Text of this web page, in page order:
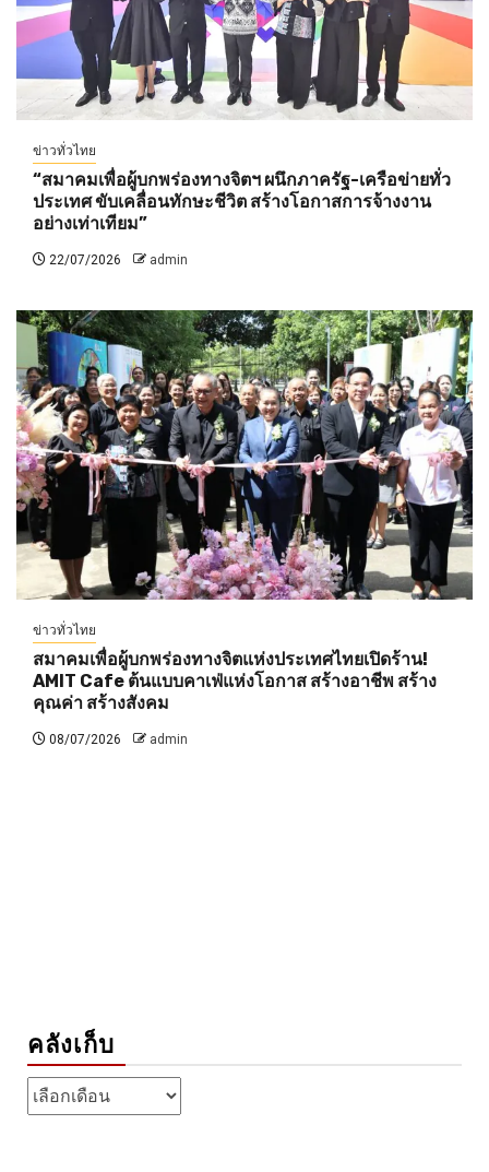
ข่าวทั่วไทย
“สมาคมเพื่อผู้บกพร่องทางจิตฯ ผนึกภาครัฐ-เครือข่ายทั่ว
ประเทศ ขับเคลื่อนทักษะชีวิต สร้างโอกาสการจ้างงาน
อย่างเท่าเทียม”
22/07/2026 admin
ข่าวทั่วไทย
สมาคมเพื่อผู้บกพร่องทางจิตแห่งประเทศไทยเปิดร้าน!
AMIT Cafe ต้นแบบคาเฟ่แห่งโอกาส สร้างอาชีพ สร้าง
คุณค่า สร้างสังคม
08/07/2026 admin
คลังเก็บ
คลัง
เก็บ